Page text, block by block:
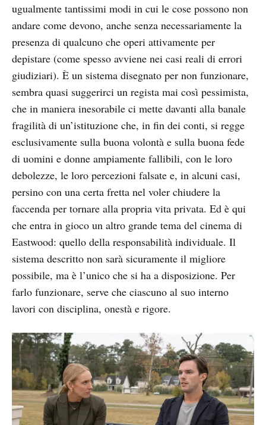
ugualmente tantissimi modi in cui le cose possono non
andare come devono, anche senza necessariamente la
presenza di qualcuno che operi attivamente per
depistare (come spesso avviene nei casi reali di errori
giudiziari). È un sistema disegnato per non funzionare,
sembra quasi suggerirci un regista mai così pessimista,
che in maniera inesorabile ci mette davanti alla banale
fragilità di un’istituzione che, in fin dei conti, si regge
esclusivamente sulla buona volontà e sulla buona fede
di uomini e donne ampiamente fallibili, con le loro
debolezze, le loro percezioni falsate e, in alcuni casi,
persino con una certa fretta nel voler chiudere la
faccenda per tornare alla propria vita privata. Ed è qui
che entra in gioco un altro grande tema del cinema di
Eastwood: quello della responsabilità individuale. Il
sistema descritto non sarà sicuramente il migliore
possibile, ma è l’unico che si ha a disposizione. Per
farlo funzionare, serve che ciascuno al suo interno
lavori con disciplina, onestà e rigore.